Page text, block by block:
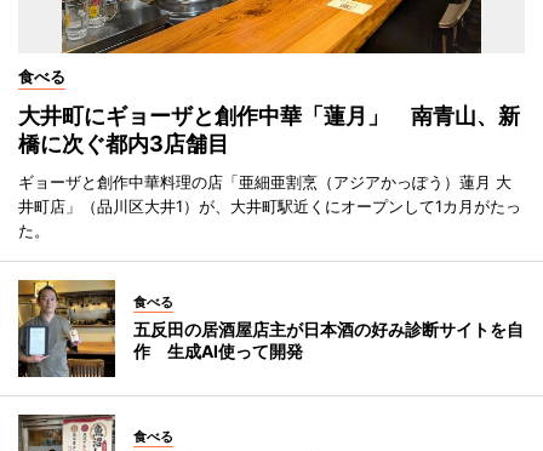
食べる
大井町にギョーザと創作中華「蓮月」 南青山、新
橋に次ぐ都内3店舗目
ギョーザと創作中華料理の店「亜細亜割烹（アジアかっぽう）蓮月 大
井町店」（品川区大井1）が、大井町駅近くにオープンして1カ月がたっ
た。
食べる
五反田の居酒屋店主が日本酒の好み診断サイトを自
作 生成AI使って開発
食べる